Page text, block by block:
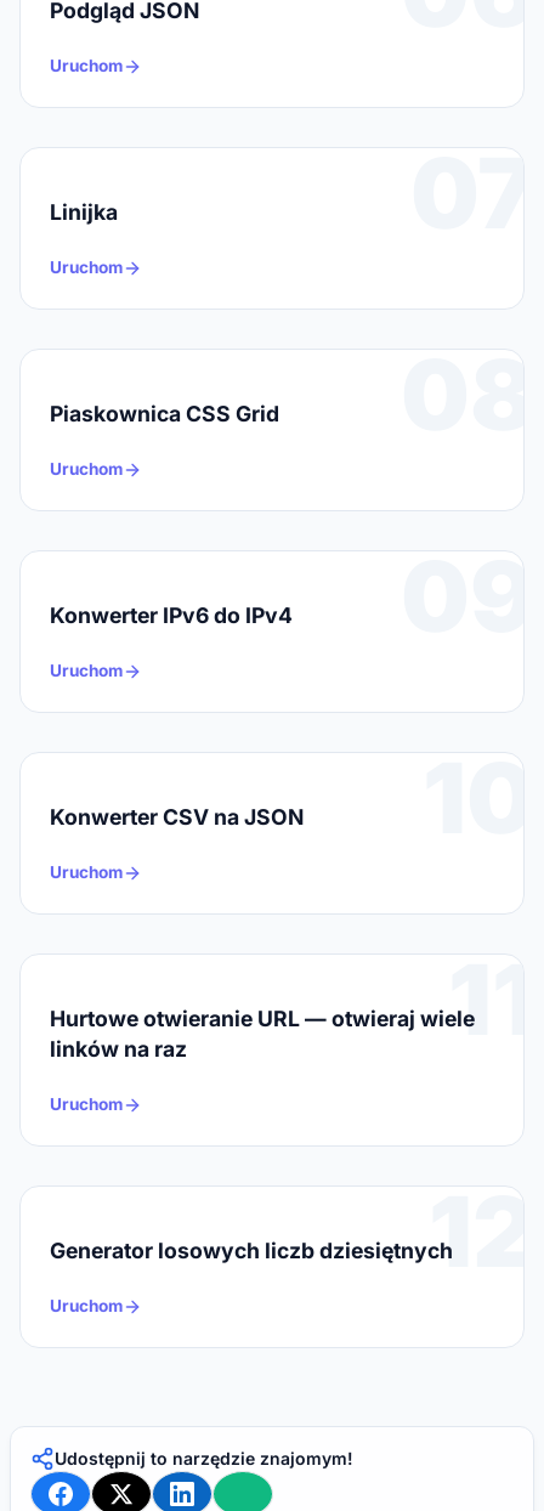
Podgląd JSON
Uruchom
07
Linijka
Uruchom
08
Piaskownica CSS Grid
Uruchom
09
Konwerter IPv6 do IPv4
Uruchom
10
Konwerter CSV na JSON
Uruchom
11
Hurtowe otwieranie URL — otwieraj wiele
linków na raz
Uruchom
12
Generator losowych liczb dziesiętnych
Uruchom
Udostępnij to narzędzie znajomym!